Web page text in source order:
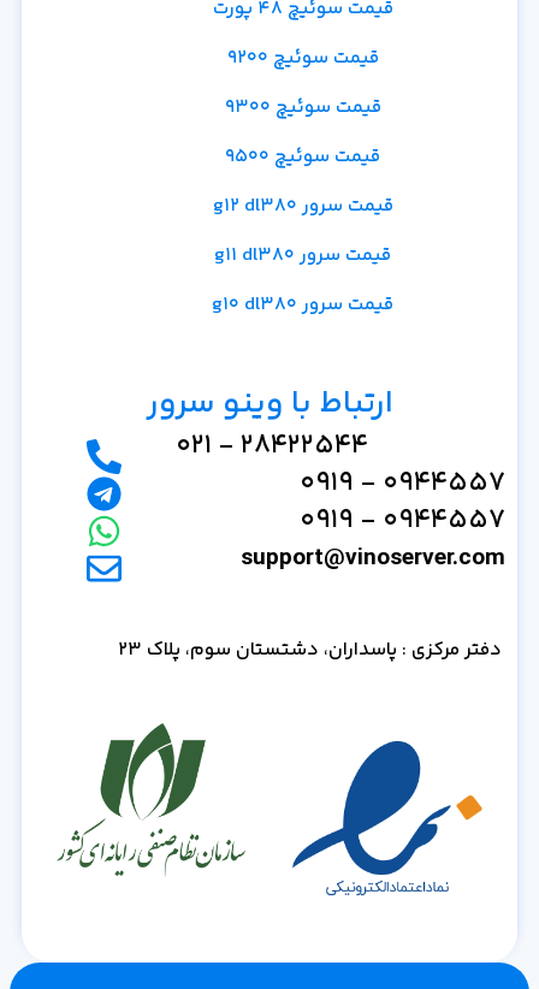
قیمت سوئیچ 48 پورت
قیمت سوئیچ 9200
قیمت سوئیچ 9300
قیمت سوئیچ 9500
قیمت سرور g12 dl380
قیمت سرور g11 dl380
قیمت سرور g10 dl380
ارتباط با وینو سرور
28422544 - 021
0944557 - 0919
0944557 - 0919
support@vinoserver.com
دفتر مرکزی : پاسداران، دشتستان سوم، پلاک 23